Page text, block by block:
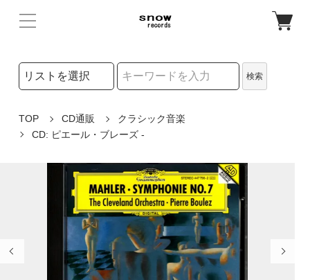
検索リストの選択
検索
TOP CD通販
クラシック音楽
CD: ピエール・ブレーズ -